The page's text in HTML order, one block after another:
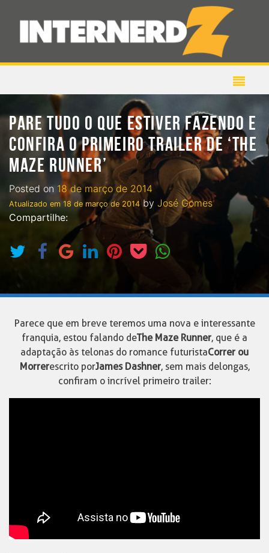
PARE TUDO O QUE ESTIVER FAZENDO E
CONFIRA O PRIMEIRO TRAILER DE ‘THE
MAZE RUNNER’
Posted on 18 de março de 2014
Atualizado em 18 de março de 2014by José Gomes
Compartilhe:
Parece que em breve teremos uma nova e interessante
franquia, estou falando deThe Maze Runner, que é a
adaptação às telonas do romance futuristaCorrer ou
Morrerescrito porJames Dashner, sem mais delongas,
confiram o incrível primeiro trailer: